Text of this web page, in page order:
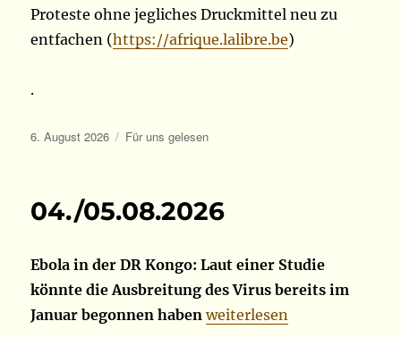
Proteste ohne jegliches Druckmittel neu zu
entfachen (https://afrique.lalibre.be)
.
Veröffentlicht
6. August 2026 Kategorien
Für uns gelesen
04./05.08.2026
Ebola in der DR Kongo: Laut einer Studie
könnte die Ausbreitung des Virus bereits im
Januar begonnen haben„04./05.08.2026“
weiterlesen